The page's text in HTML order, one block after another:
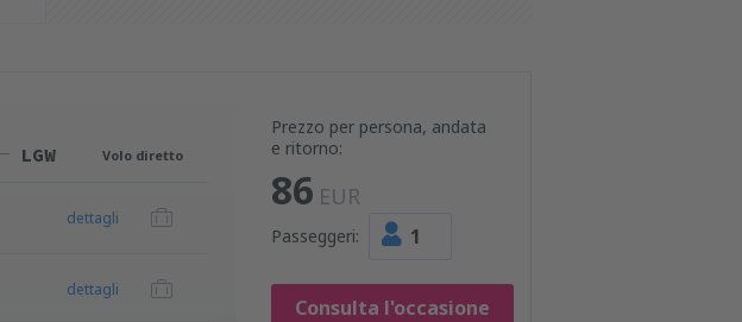
Prezzo per persona, andata
e ritorno:
86 EUR
Passeggeri: 1
Consulta l'occasione
LGW Volo diretto
dettagli
dettagli